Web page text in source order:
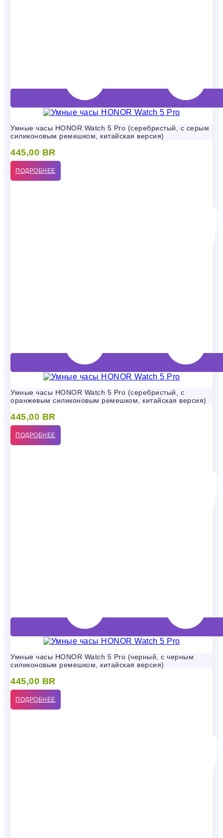
Умные часы HONOR Watch 5 Pro (серебристый, с серым
силиконовым ремешком, китайская версия)
445,00 BR
ПОДРОБНЕЕ
Умные часы HONOR Watch 5 Pro (серебристый, с
оранжевым силиконовым ремешком, китайская версия)
445,00 BR
ПОДРОБНЕЕ
Умные часы HONOR Watch 5 Pro (черный, с черным
силиконовым ремешком, китайская версия)
445,00 BR
ПОДРОБНЕЕ